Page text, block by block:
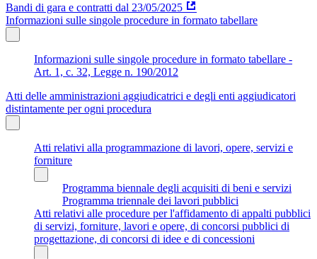
Bandi di gara e contratti dal 23/05/2025
Informazioni sulle singole procedure in formato tabellare
Informazioni sulle singole procedure in formato tabellare -
Art. 1, c. 32, Legge n. 190/2012
Atti delle amministrazioni aggiudicatrici e degli enti aggiudicatori
distintamente per ogni procedura
Atti relativi alla programmazione di lavori, opere, servizi e
forniture
Programma biennale degli acquisiti di beni e servizi
Programma triennale dei lavori pubblici
Atti relativi alle procedure per l'affidamento di appalti pubblici
di servizi, forniture, lavori e opere, di concorsi pubblici di
progettazione, di concorsi di idee e di concessioni